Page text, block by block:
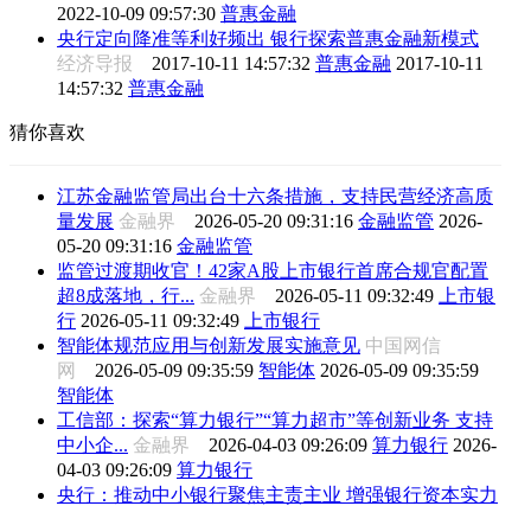
2022-10-09 09:57:30 普惠金融
央行定向降准等利好频出 银行探索普惠金融新模式
经济导报 2017-10-11 14:57:32 普惠金融 2017-10-11
14:57:32 普惠金融
猜你喜欢
江苏金融监管局出台十六条措施，支持民营经济高质
量发展 金融界 2026-05-20 09:31:16 金融监管 2026-
05-20 09:31:16 金融监管
监管过渡期收官！42家A股上市银行首席合规官配置
超8成落地，行... 金融界 2026-05-11 09:32:49
上市银
行 2026-05-11 09:32:49
上市银行
智能体规范应用与创新发展实施意见 中国网信
网 2026-05-09 09:35:59 智能体 2026-05-09 09:35:59
智能体
工信部：探索“算力银行”“算力超市”等创新业务 支持
中小企... 金融界 2026-04-03 09:26:09 算力银行 2026-
04-03 09:26:09 算力银行
央行：推动中小银行聚焦主责主业 增强银行资本实力